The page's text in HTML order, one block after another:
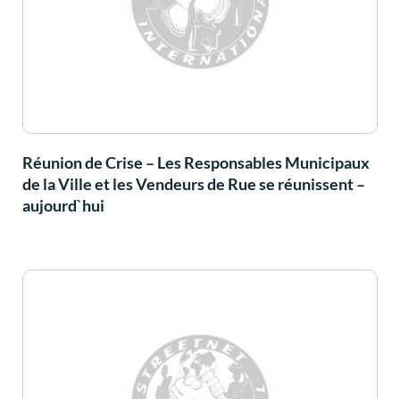
Réunion de Crise – Les Responsables Municipaux
de la Ville et les Vendeurs de Rue se réunissent –
aujourd`hui